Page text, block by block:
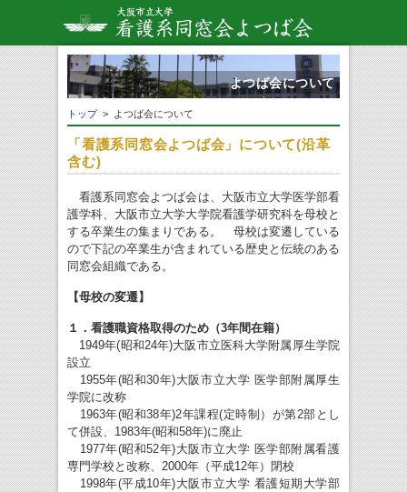
よつば会について
トップ > よつば会について
「看護系同窓会よつば会」について(沿革
含む)
看護系同窓会よつば会は、大阪市立大学医学部看
護学科、大阪市立大学大学院看護学研究科を母校と
する卒業生の集まりである。 母校は変遷している
ので下記の卒業生が含まれている歴史と伝統のある
同窓会組織である。
【母校の変遷】
１．看護職資格取得のため（3年間在籍）
1949年(昭和24年)大阪市立医科大学附属厚生学院
設立
1955年(昭和30年)大阪市立大学 医学部附属厚生
学院に改称
1963年(昭和38年)2年課程(定時制）が第2部とし
て併設、1983年(昭和58年)に廃止
1977年(昭和52年)大阪市立大学 医学部附属看護
専門学校と改称、2000年（平成12年）閉校
1998年(平成10年)大阪市立大学 看護短期大学部